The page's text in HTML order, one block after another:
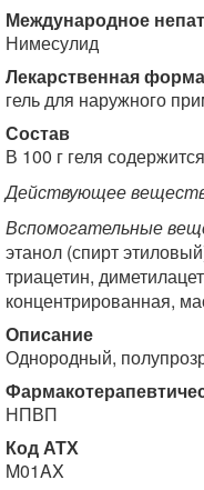
Международное
Нимесулид
Лекарственная форма
гель для наружного
Состав
В 100 г геля
Действующее
Вспомогательные
этанол (спирт
триацетин,
концентрированная,
Описание
Однородный,
НПВП
Код АТХ
M01AX